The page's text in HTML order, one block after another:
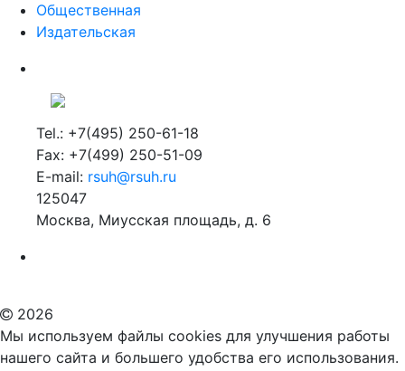
Общественная
Издательская
Tel.: +7(495) 250-61-18
Fax: +7(499) 250-51-09
E-mail: rsuh@rsuh.ru
125047
Москва, Миусская площадь, д. 6
2026
Мы используем файлы cookies для улучшения работы
нашего сайта и большего удобства его использования.